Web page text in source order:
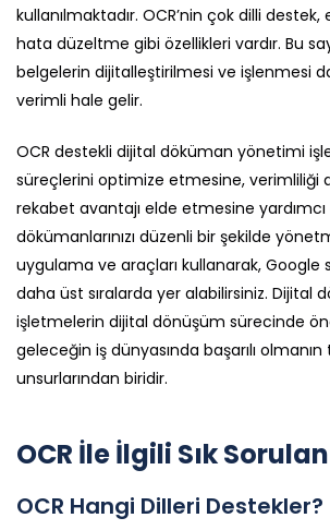
kullanılmaktadır. OCR’nin çok dilli destek,
hata düzeltme gibi özellikleri vardır. Bu
belgelerin dijitalleştirilmesi ve işlenmesi
verimli hale gelir.
OCR destekli dijital döküman yönetimi
süreçlerini optimize etmesine, verimliliği
rekabet avantajı elde etmesine yardımcı
dökümanlarınızı düzenli bir şekilde
uygulama ve araçları kullanarak, Google
daha üst sıralarda yer alabilirsiniz. Dijital
işletmelerin dijital dönüşüm sürecinde
geleceğin iş dünyasında başarılı
unsurlarından biridir.
OCR İle İlgili Sık
OCR Hangi Dilleri Destekler?